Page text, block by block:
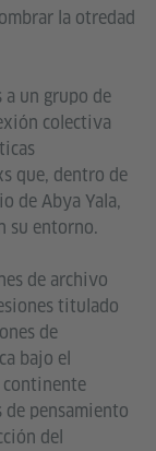
la otredad
a un grupo de
colectiva
que, dentro de
de Abya Yala,
su entorno.
de archivo
titulado
de
bajo el
continente
pensamiento
del